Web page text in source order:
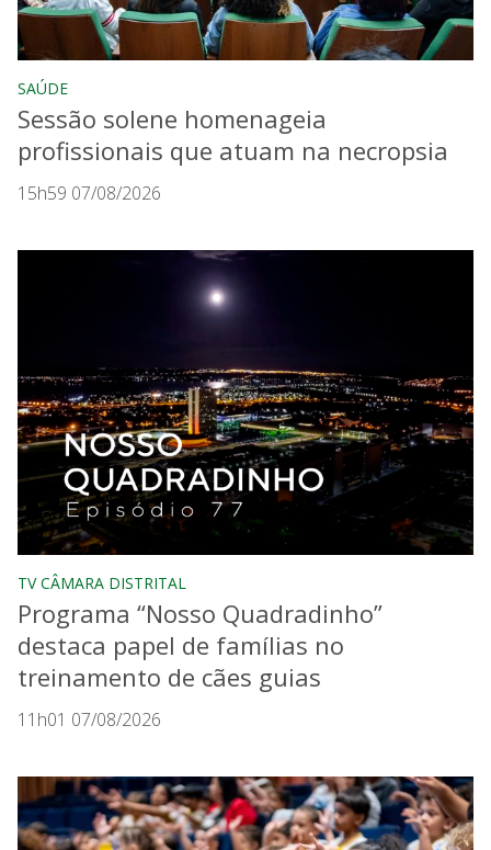
SAÚDE
Sessão solene homenageia
profissionais que atuam na necropsia
15h59 07/08/2026
TV CÂMARA DISTRITAL
Programa “Nosso Quadradinho”
destaca papel de famílias no
treinamento de cães guias
11h01 07/08/2026